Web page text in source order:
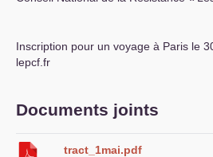
Inscription pour un voyage à Paris le
lepcf.fr
Documents joints
tract_1mai.pdf